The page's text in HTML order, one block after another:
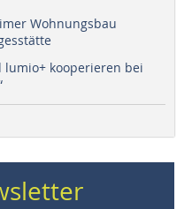
Wohnungsbau
lumio+ kooperieren bei